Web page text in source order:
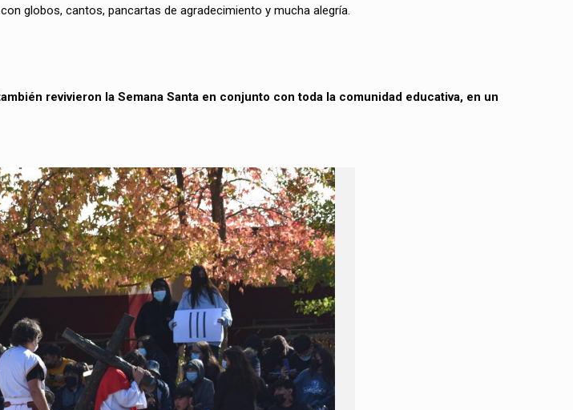
globos, cantos, pancartas de agradecimiento y mucha alegría.
revivieron la Semana Santa en conjunto con toda la comunidad educativa, en un